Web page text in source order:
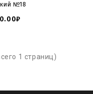
№18
1 страниц)